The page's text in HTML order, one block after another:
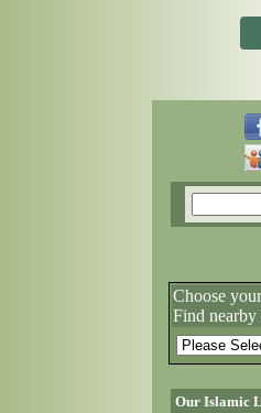
Choose
Find nearby
Our Islamic